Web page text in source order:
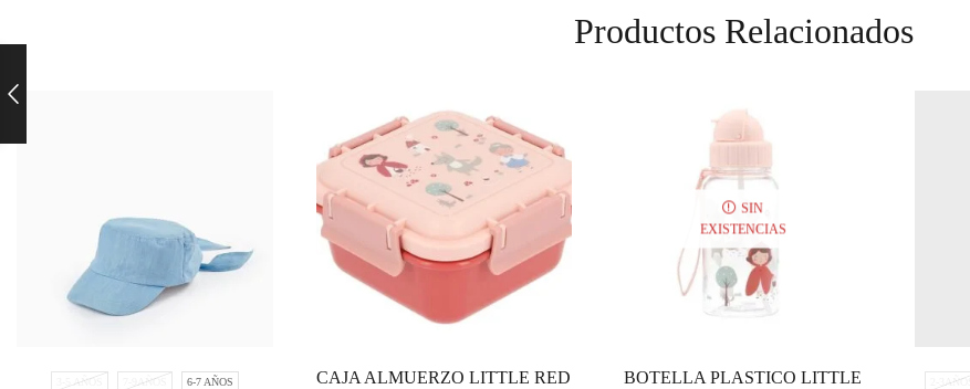
Productos Relacionados
3-5 AÑOS 7-9AÑOS 6-7 AÑOS CAJA ALMUERZO LITTLE RED
SIN
EXISTENCIAS
BOTELLA PLASTICO LITTLE
2-3AÑOS